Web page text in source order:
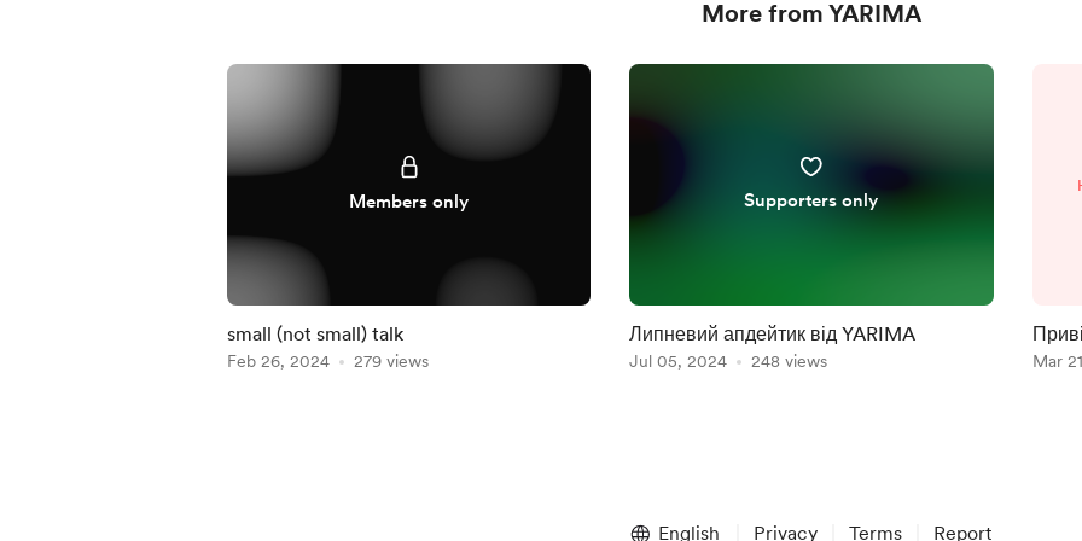
More from YARIMA
Members only
small (not small) talk
Feb 26, 2024 279 views
Supporters only
Липневий апдейтик від YARIMA
Jul 05, 2024 248 views Mar
English Privacy Terms Report